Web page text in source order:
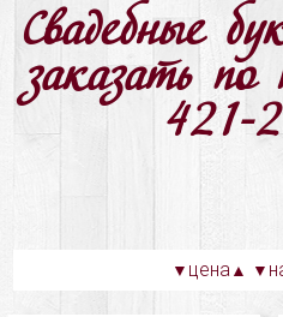
Свадебные
заказать
421-
▼ цена ▲ ▼